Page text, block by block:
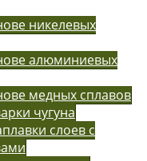
никелевых
алюминиевых
медных сплавов
чугуна
слоев с